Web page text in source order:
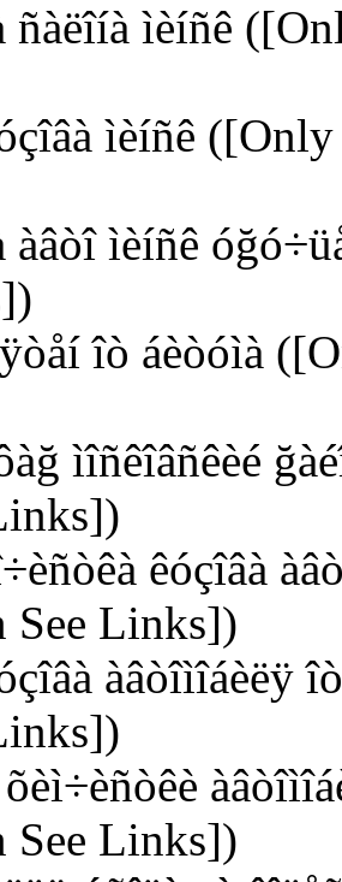
ñàëîíà ìèíñê
ìèíñê
àâòî ìèíñê
îò áèòóìà
ìîñêîâñêèé
êóçîâà
See Links])
àâòîìîáèëÿ
See Links])